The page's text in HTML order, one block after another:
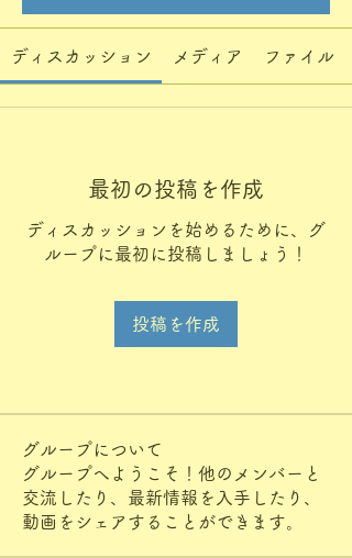
ディスカッション メディア ファイル
最初の投稿を作成
ディスカッションを始めるために、グ
ループに最初に投稿しましょう！
投稿を作成
グループについて
グループへようこそ！他のメンバーと
交流したり、最新情報を入手したり、
動画をシェアすることができます。